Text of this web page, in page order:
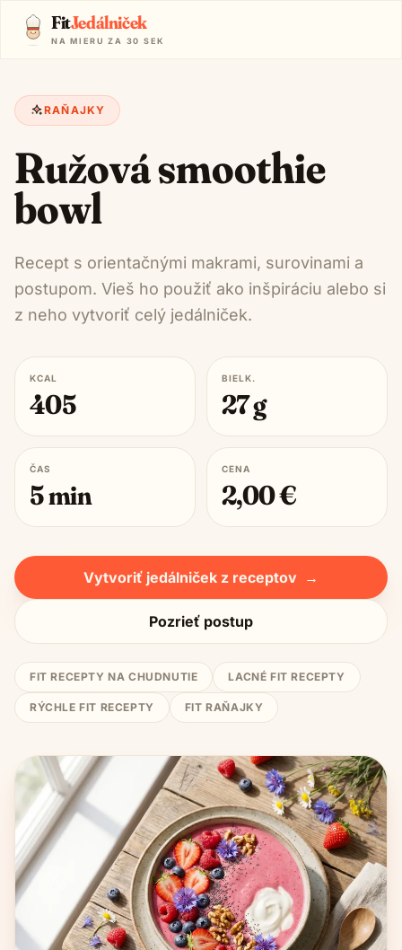
FitJedálniček
NA MIERU ZA 30 SEK
RAŇAJKY
Ružová smoothie
bowl
Recept s orientačnými makrami, surovinami a
postupom. Vieš ho použiť ako inšpiráciu alebo si
z neho vytvoriť celý jedálniček.
KCAL
405
BIELK.
27g
ČAS
5min
CENA
2,00€
Vytvoriť jedálniček z receptov →
Pozrieť postup
FIT RECEPTY NA CHUDNUTIE LACNÉ FIT RECEPTY
RÝCHLE FIT RECEPTY FIT RAŇAJKY